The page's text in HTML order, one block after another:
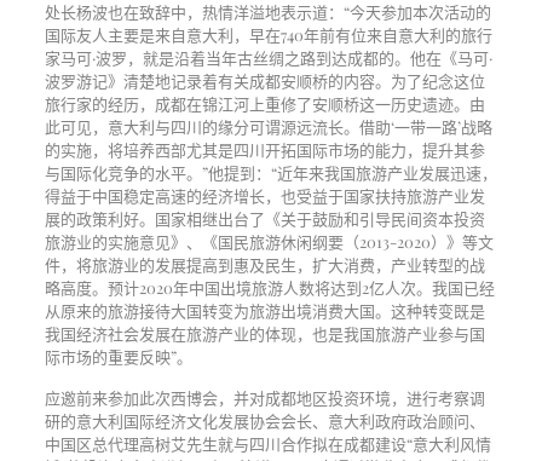
处长杨波也在致辞中，热情洋溢地表示道：“今天参加本次活动的
国际友人主要是来自意大利，早在740年前有位来自意大利的旅行
家马可·波罗，就是沿着当年古丝绸之路到达成都的。他在《马可·
波罗游记》清楚地记录着有关成都安顺桥的内容。为了纪念这位
旅行家的经历，成都在锦江河上重修了安顺桥这一历史遗迹。由
此可见，意大利与四川的缘分可谓源远流长。借助‘一带一路’战略
的实施，将培养西部尤其是四川开拓国际市场的能力，提升其参
与国际化竞争的水平。”他提到：“近年来我国旅游产业发展迅速，
得益于中国稳定高速的经济增长，也受益于国家扶持旅游产业发
展的政策利好。国家相继出台了《关于鼓励和引导民间资本投资
旅游业的实施意见》、《国民旅游休闲纲要（2013-2020）》等文
件，将旅游业的发展提高到惠及民生，扩大消费，产业转型的战
略高度。预计2020年中国出境旅游人数将达到2亿人次。我国已经
从原来的旅游接待大国转变为旅游出境消费大国。这种转变既是
我国经济社会发展在旅游产业的体现，也是我国旅游产业参与国
际市场的重要反映”。
应邀前来参加此次西博会，并对成都地区投资环境，进行考察调
研的意大利国际经济文化发展协会会长、意大利政府政治顾问、
中国区总代理高树艾先生就与四川合作拟在成都建设“意大利风情